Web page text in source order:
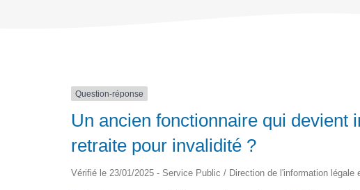
Question-réponse
Un ancien fonctionnaire qui devient
retraite pour invalidité ?
Vérifié le 23/01/2025 - Service Public / Direction de l'information légale